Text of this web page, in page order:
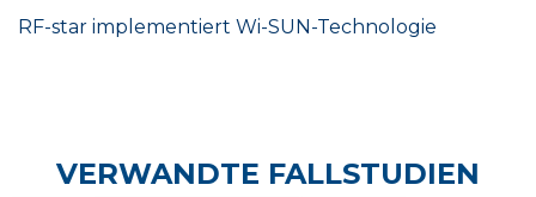
RF-star implementiert Wi-SUN-Technologie
VERWANDTE FALLSTUDIEN